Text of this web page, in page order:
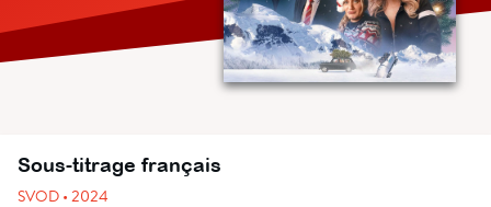
Sous-titrage français
SVOD • 2024